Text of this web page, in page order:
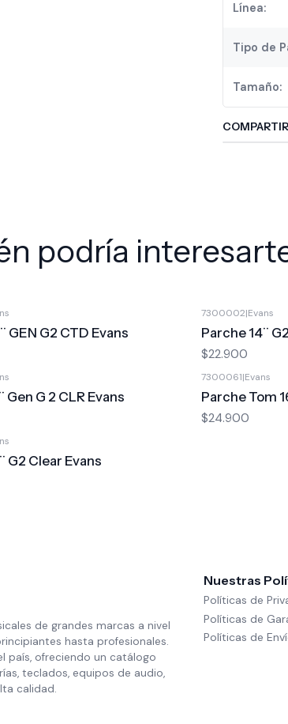
Línea:
Tipo de
Tamaño:
podría
GEN G2 CTD Evans
7300002|Evans
Parche 14¨
$22.900
Gen G 2 CLR Evans
7300061|Evans
Parche Tom
$24.900
G2 Clear Evans
de grandes marcas a nivel
hasta profesionales.
país, ofreciendo un catálogo
teclados, equipos de audio,
calidad.
Nuestras
Políticas de
Políticas de
Políticas de